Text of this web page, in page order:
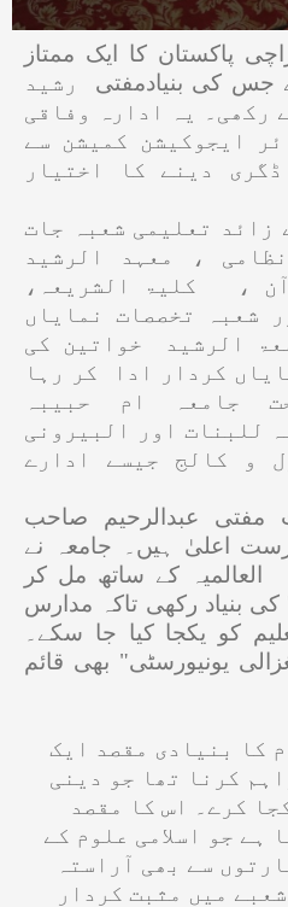
پاکستان کا ایک ممتاز
جس کی بنیادمفتی
رشید
رکھی۔ یہ ادارہ وفاقی
ایجوکیشن کمیشن سے
دینے کا اختیار
زائد تعلیمی شعبہ جات
، معہد الرشید
، کلیۃ الشریعہ،
شعبہ تخصصات نمایاں
الرشید خواتین کی
کردار ادا کر رہا
ام حبیبہ
للبنات اور البیرونی
و کالج جیسے ادارے
عبدالرحیم صاحب
اعلیٰ ہیں۔ جامعہ نے
العالمیہ کے ساتھ مل کر
کی بنیاد رکھی تاکہ مدارس
کو یکجا کیا جا سکے۔
یونیورسٹی" بھی قائم
کا بنیادی مقصد ایک
کرنا تھا جو دینی
کرے۔ اس کا مقصد
ہے جو اسلامی علوم کے
سے بھی آراستہ
میں مثبت کردار